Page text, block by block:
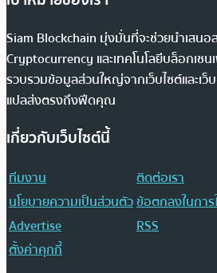
Siam Blockchain มุ่งมั่นที่จะช่วยนำเสนอ
Cryptocurrency และเทคโนโลยีบล็อกเชน
รวบรวมข้อมูลส่วนใหญ่จากเว็บไซต์และเว็
แปลส่งตรงถึงฟีดคุณ
เกี่ยวกับเว็บไซต์นี้
ทีมงาน
ติดต่อเรา
นโยบายความเป็นส่วนตัวข้อตกลงในการ
Advertise
RSS
ตั้งค่าคุกกี้